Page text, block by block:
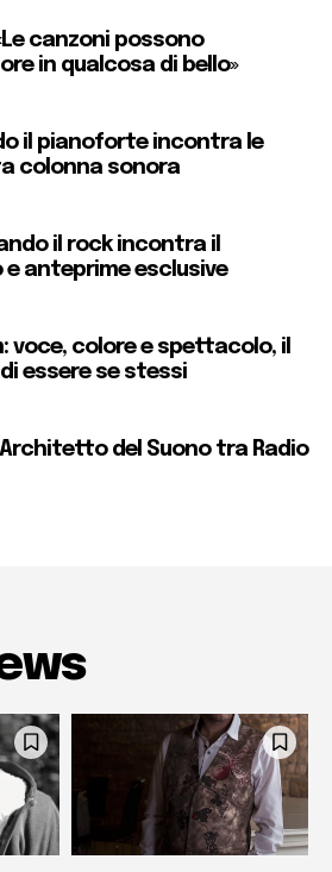
canzoni possono
in qualcosa di bello»
il pianoforte incontra le
colonna sonora
il rock incontra il
anteprime esclusive
voce, colore e spettacolo, il
essere se stessi
del Suono tra Radio